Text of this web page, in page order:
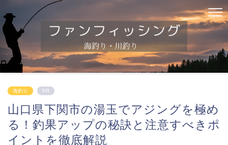
海釣り PR
山口県下関市の湯玉でアジングを極め
る！釣果アップの秘訣と注意すべきポ
イントを徹底解説